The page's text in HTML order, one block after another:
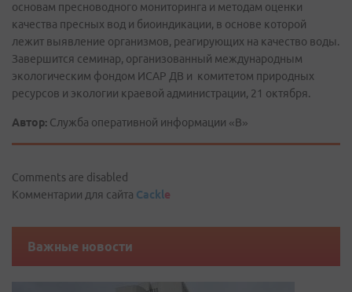
основам пресноводного мониторинга и методам оценки
качества пресных вод и биоиндикации, в основе которой
лежит выявление организмов, реагирующих на качество воды.
Завершится семинар, организованный международным
экологическим фондом ИСАР ДВ и комитетом природных
ресурсов и экологии краевой администрации, 21 октября.
Автор: Служба оперативной информации «В»
Comments are disabled
Комментарии для сайта Cackle
Важные новости